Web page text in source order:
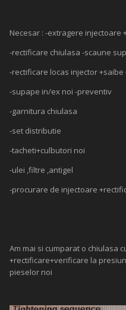
Necesar : -extragere injectoare
-rectificare chiulasa -scaune
-rectificare locas injector
-supape in/ex noi -preventiv
-garnitura chiulasa
-set distributie
-tacheti+culbutori noi
-ulei ,filtre ,antigel
-procurare de injectoare
Am mai si cumparat o chiulasa
+rectificare+verificare la
pieselor noi